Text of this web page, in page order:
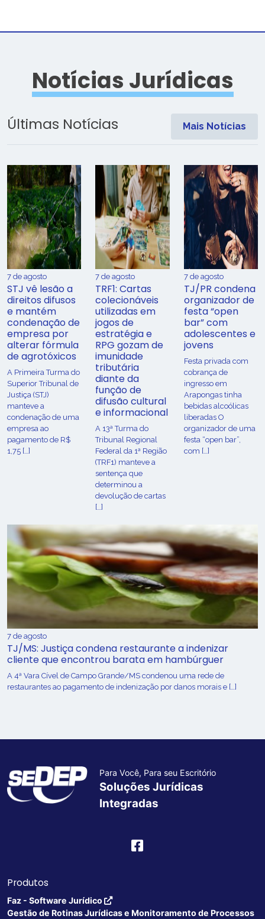
Notícias Jurídicas
Últimas Notícias Mais Notícias
7 de agosto
STJ vê lesão a
direitos difusos
e mantém
condenação de
empresa por
alterar fórmula
de agrotóxicos
​A Primeira Turma do
Superior Tribunal de
Justiça (STJ)
manteve a
condenação de uma
empresa ao
pagamento de R$
1,75 […]
7 de agosto
TRF1: Cartas
colecionáveis
utilizadas em
jogos de
estratégia e
RPG gozam de
imunidade
tributária
diante da
função de
difusão cultural
e informacional
A 13ª Turma do
Tribunal Regional
Federal da 1ª Região
(TRF1) manteve a
sentença que
determinou a
devolução de cartas
[…]
7 de agosto
TJ/PR condena
organizador de
festa “open
bar” com
adolescentes e
jovens
Festa privada com
cobrança de
ingresso em
Arapongas tinha
bebidas alcoólicas
liberadas O
organizador de uma
festa “open bar”,
com […]
7 de agosto
TJ/MS: Justiça condena restaurante a indenizar
cliente que encontrou barata em hambúrguer
A 4ª Vara Cível de Campo Grande/MS condenou uma rede de
restaurantes ao pagamento de indenização por danos morais e […]
Para Você, Para seu Escritório
Soluções Jurídicas
Integradas
Produtos
Faz - Software Jurídico
Gestão de Rotinas Jurídicas e Monitoramento de Processos